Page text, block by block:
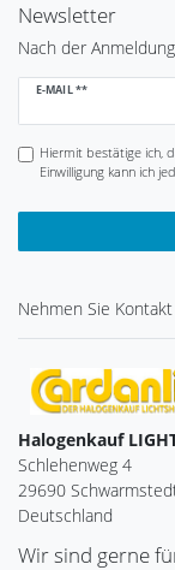
Newsletter
Nach der
E-MAIL **
Newsletter
Hiermit bestätige ich,
Einwilligung kann ich
Nehmen Sie Kontakt
Halogenkauf
Schlehenweg 4
29690
Deutschland
Wir sind gerne